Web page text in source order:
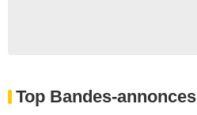
Top Bandes-annonces